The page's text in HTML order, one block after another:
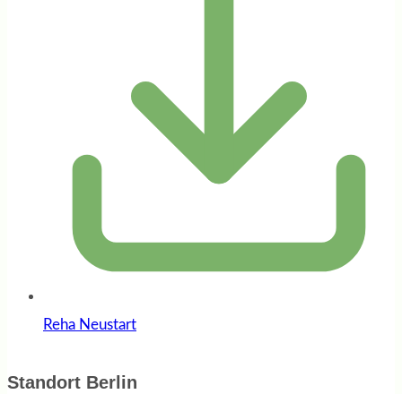
Reha Neustart
Standort Berlin